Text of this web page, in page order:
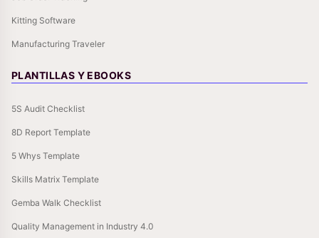
Kitting Software
Manufacturing Traveler
PLANTILLAS Y EBOOKS
5S Audit Checklist
8D Report Template
5 Whys Template
Skills Matrix Template
Gemba Walk Checklist
Quality Management in Industry 4.0